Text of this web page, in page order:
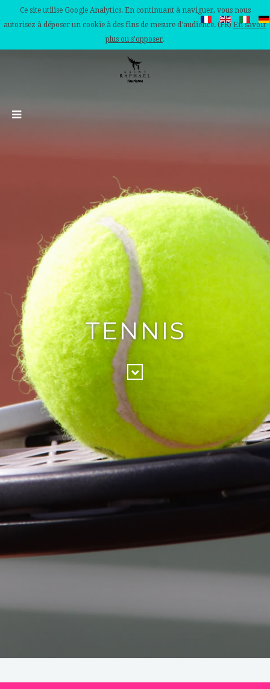
Ce site utilise Google Analytics. En continuant à naviguer, vous nous
autorisez à déposer un cookie à des fins de mesure d'audience. (FR) En savoir
plus ou s'opposer.
TENNIS